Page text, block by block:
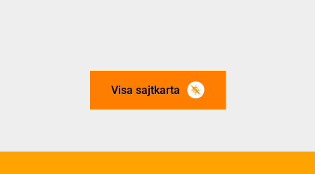
Visa sajtkarta